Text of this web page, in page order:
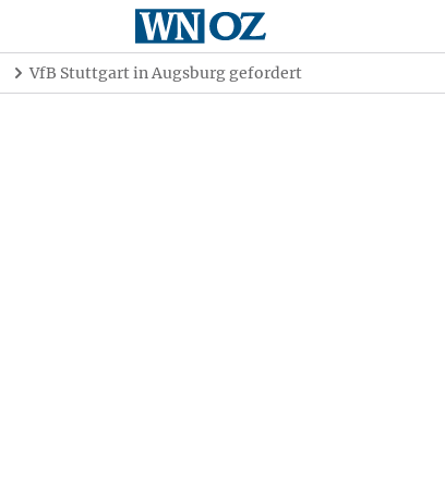
VfB Stuttgart in Augsburg gefordert